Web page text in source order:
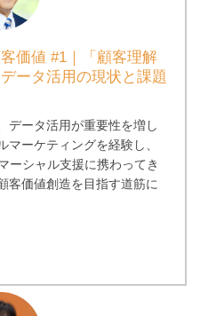
価値 #1｜「顧客理解
ータ活用の現状と課題
データ活用が重要性を増し
ーケティングを経験し、
ーシャル支援に携わってき
客価値創造を目指す道筋に